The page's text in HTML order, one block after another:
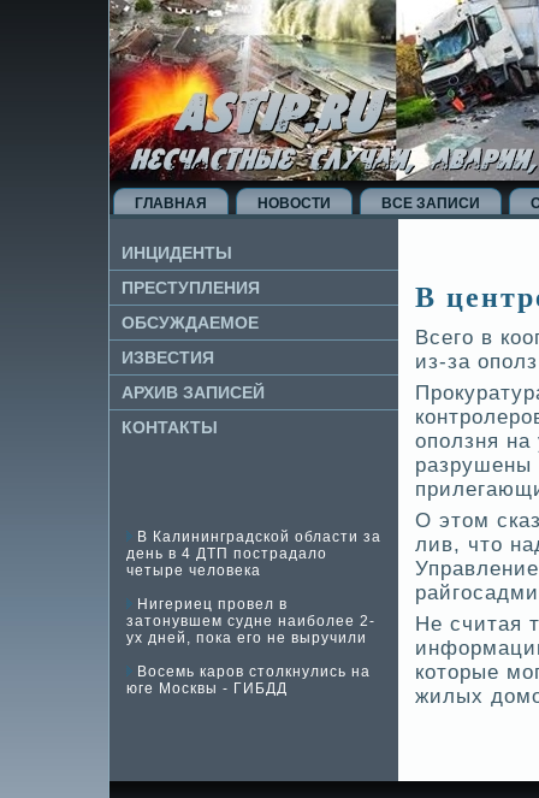
ГЛАВНАЯ НОВОСТИ ВСЕ ЗАПИСИ
ИНЦИДЕНТЫ
ПРЕСТУПЛЕНИЯ
ОБСУЖДАЕМОЕ
ИЗВЕ­СТИЯ
АРХИВ ЗАПИСЕЙ
КОНТАКТЫ
В Калининградской области за
день в 4 ДТП пострадало
четыре человека
Нигериец провел в
затонувшем судне наиболее 2-
ух дней, пока его не выручили
Восемь каров столкнулись на
юге Москвы - ГИБДД
В
Всего в
из-за
оползня
разрушены
О этом
лив, что
Не считая
которые
жилых